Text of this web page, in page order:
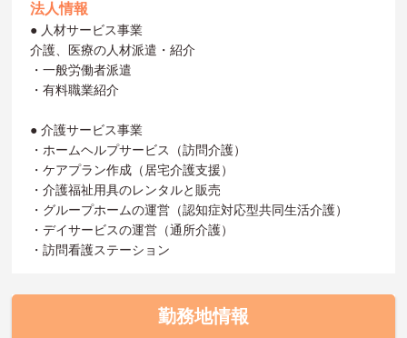
法人情報
● 人材サービス事業
介護、医療の人材派遣・紹介
・一般労働者派遣
・有料職業紹介
● 介護サービス事業
・ホームヘルプサービス（訪問介護）
・ケアプラン作成（居宅介護支援）
・介護福祉用具のレンタルと販売
・グループホームの運営（認知症対応型共同生活介護）
・デイサービスの運営（通所介護）
・訪問看護ステーション
勤務地情報